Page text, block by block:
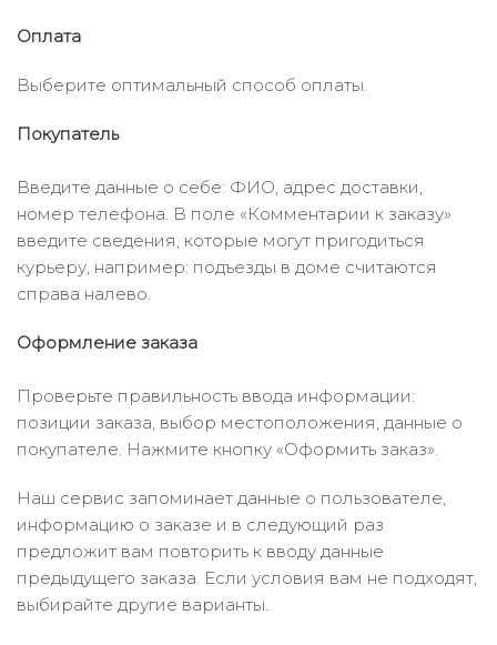
Оплата
Выберите оптимальный способ оплаты.
Покупатель
Введите данные о себе: ФИО, адрес доставки,
номер телефона. В поле «Комментарии к заказу»
введите сведения, которые могут пригодиться
курьеру, например: подъезды в доме считаются
справа налево.
Оформление заказа
Проверьте правильность ввода информации:
позиции заказа, выбор местоположения, данные о
покупателе. Нажмите кнопку «Оформить заказ».
Наш сервис запоминает данные о пользователе,
информацию о заказе и в следующий раз
предложит вам повторить к вводу данные
предыдущего заказа. Если условия вам не подходят,
выбирайте другие варианты.